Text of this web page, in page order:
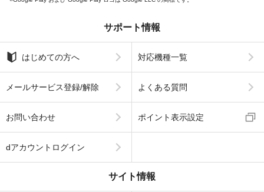
サポート情報
はじめての方へ 対応機種一覧
メールサービス登録/解除 よくある質問
お問い合わせ ポイント表示設定
dアカウントログイン
サイト情報